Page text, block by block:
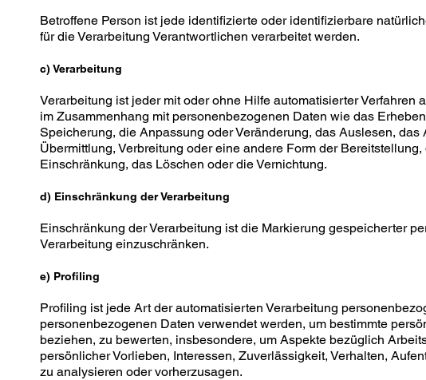
Betroffene Person ist jede identifizierte oder identifizierbare
für die Verarbeitung Verantwortlichen verarbeitet werden.
c) Verarbeitung
Verarbeitung ist jeder mit oder ohne Hilfe automatisierter Verfahren
im Zusammenhang mit personenbezogenen Daten wie das
Speicherung, die Anpassung oder Veränderung, das Auslesen,
Übermittlung, Verbreitung oder eine andere Form der
Einschränkung, das Löschen oder die Vernichtung.
d) Einschränkung der Verarbeitung
Einschränkung der Verarbeitung ist die Markierung gespeicherter
Verarbeitung einzuschränken.
e) Profiling
Profiling ist jede Art der automatisierten Verarbeitung
personenbezogenen Daten verwendet werden, um bestimmte
beziehen, zu bewerten, insbesondere, um Aspekte bezüglich
persönlicher Vorlieben, Interessen, Zuverlässigkeit, Verhalten,
zu analysieren oder vorherzusagen.